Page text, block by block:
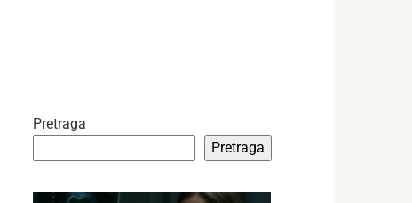
Pretraga
Pretraga